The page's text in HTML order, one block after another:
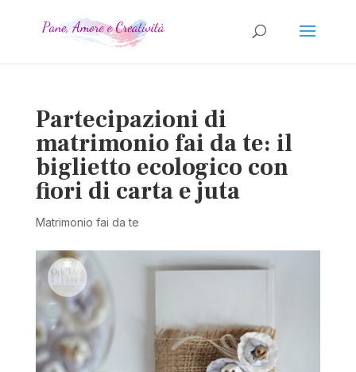
Partecipazioni di
matrimonio fai da te: il
biglietto ecologico con
fiori di carta e juta
Matrimonio fai da te